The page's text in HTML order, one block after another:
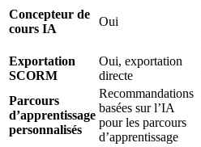
Concepteur de
cours IA
Oui
Exportation
SCORM
Oui, exportation
directe
Parcours
d’apprentissage
personnalisés
Recommandations
basées sur l’IA
pour les parcours
d’apprentissage